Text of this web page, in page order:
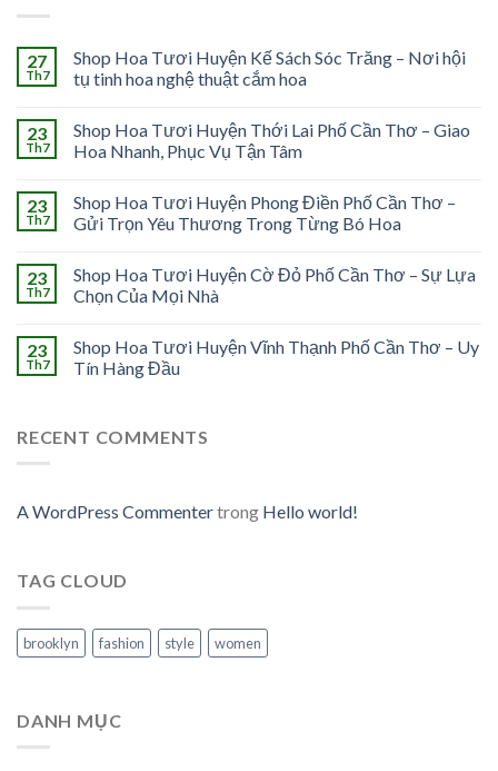
27
Th7
Shop Hoa Tươi Huyện Kế Sách Sóc Trăng – Nơi hội
tụ tinh hoa nghệ thuật cắm hoa
23
Th7
Shop Hoa Tươi Huyện Thới Lai Phố Cần Thơ – Giao
Hoa Nhanh, Phục Vụ Tận Tâm
23
Th7
Shop Hoa Tươi Huyện Phong Điền Phố Cần Thơ –
Gửi Trọn Yêu Thương Trong Từng Bó Hoa
23
Th7
Shop Hoa Tươi Huyện Cờ Đỏ Phố Cần Thơ – Sự Lựa
Chọn Của Mọi Nhà
23
Th7
Shop Hoa Tươi Huyện Vĩnh Thạnh Phố Cần Thơ – Uy
Tín Hàng Đầu
RECENT COMMENTS
A WordPress Commentertrong Hello world!
TAG CLOUD
brooklyn fashion style women
DANH MỤC